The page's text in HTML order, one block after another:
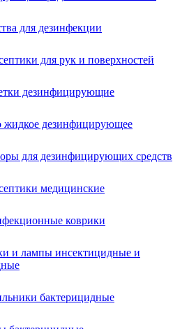
для дезинфекции
для рук и поверхностей
дезинфицирующие
дезинфицирующее
для дезинфицирующих средств
медицинские
коврики
и лампы инсектицидные и
бактерицидные